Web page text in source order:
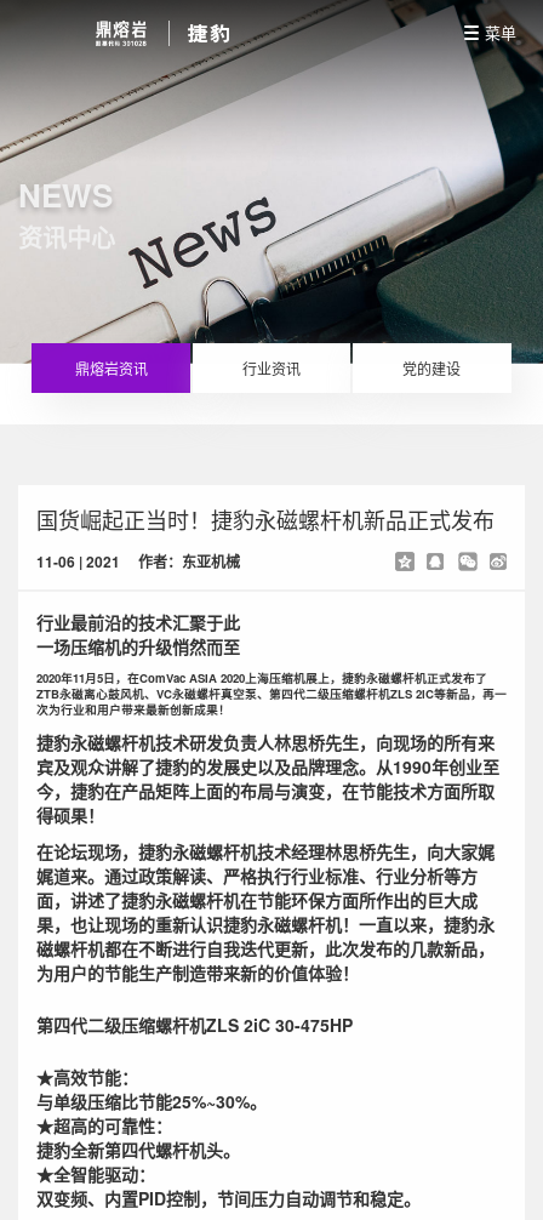
菜单
NEWS
资讯中心
鼎熔岩资讯 行业资讯 党的建设
国货崛起正当时！捷豹永磁螺杆机新品正式发布
11-06 | 2021 作者：东亚机械
行业最前沿的技术汇聚于此
一场压缩机的升级悄然而至
2020年11月5日，在ComVac ASIA 2020上海压缩机展上，捷豹永磁螺杆机正式发布了
ZTB永磁离心鼓风机、 VC永磁螺杆真空泵、 第四代二级压缩螺杆机ZLS 2iC等新品，再一
次为行业和用户带来最新创新成果！
捷豹永磁螺杆机技术研发负责人林思桥先生，向现场的所有来
宾及观众讲解了捷豹的发展史以及品牌理念。从1990年创业至
今，捷豹在产品矩阵上面的布局与演变，在节能技术方面所取
得硕果！
在论坛现场，捷豹永磁螺杆机技术经理林思桥先生，向大家娓
娓道来。通过政策解读、严格执行行业标准、行业分析等方
面，讲述了捷豹永磁螺杆机在节能环保方面所作出的巨大成
果，也让现场的重新认识捷豹永磁螺杆机！一直以来，捷豹永
磁螺杆机都在不断进行自我迭代更新，此次发布的几款新品，
为用户的节能生产制造带来新的价值体验！
第四代二级压缩螺杆机ZLS 2iC 30-475HP
★高效节能：
与单级压缩比节能25%~30%。
★超高的可靠性：
捷豹全新第四代螺杆机头。
★全智能驱动：
双变频、内置PID控制，节间压力自动调节和稳定。